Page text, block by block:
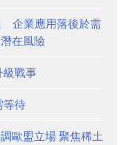
企業應用落後於需
在風險
級戰事
等待
歐盟立場 聚焦稀土